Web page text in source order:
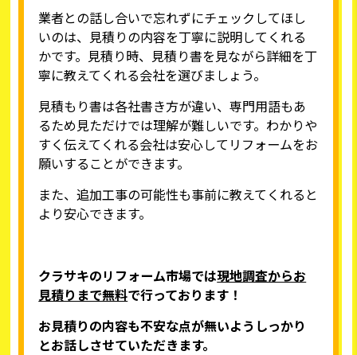
業者との話し合いで忘れずにチェックしてほし
いのは、見積りの内容を丁寧に説明してくれる
かです。見積り時、見積り書を見ながら詳細を丁
寧に教えてくれる会社を選びましょう。
見積もり書は各社書き方が違い、専門用語もあ
るため見ただけでは理解が難しいです。わかりや
すく伝えてくれる会社は安心してリフォームをお
願いすることができます。
また、追加工事の可能性も事前に教えてくれると
より安心できます。
クラサキのリフォーム市場では現地調査からお
見積りまで無料で行っております！
お見積りの内容も不安な点が無いようしっかり
とお話しさせていただきます。